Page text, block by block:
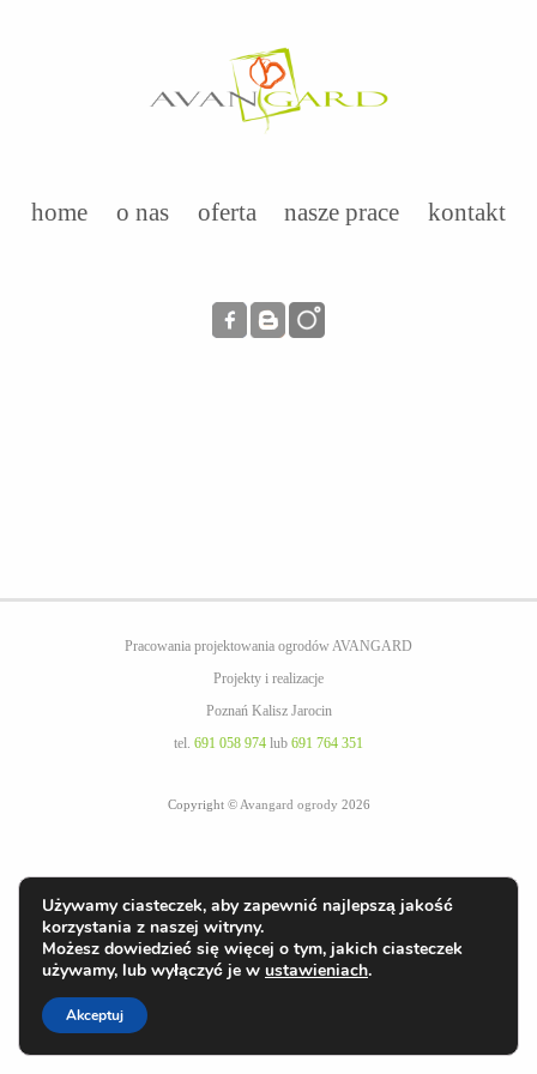
home o nas oferta nasze prace kontakt
Pracowania projektowania ogrodów AVANGARD
Projekty i realizacje
Poznań Kalisz Jarocin
tel. 691 058 974 lub 691 764 351
Copyright ©Avangard ogrody 2026
Używamy ciasteczek, aby zapewnić najlepszą jakość
korzystania z naszej witryny.
Możesz dowiedzieć się więcej o tym, jakich ciasteczek
używamy, lub wyłączyć je w ustawieniach.
Akceptuj